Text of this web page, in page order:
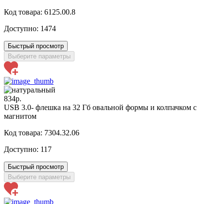
Код товара: 6125.00.8
Доступно: 1474
Быстрый просмотр
Выберите параметры
834р.
USB 3.0- флешка на 32 Гб овальной формы и колпачком с
магнитом
Код товара: 7304.32.06
Доступно: 117
Быстрый просмотр
Выберите параметры